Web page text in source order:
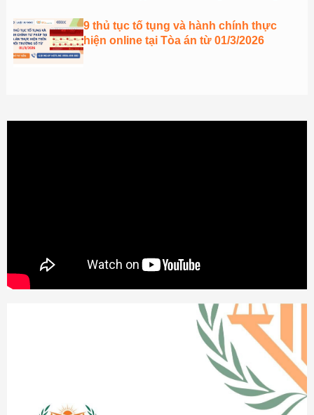
9 thủ tục tố tụng và hành chính thực
hiện online tại Tòa án từ 01/3/2026